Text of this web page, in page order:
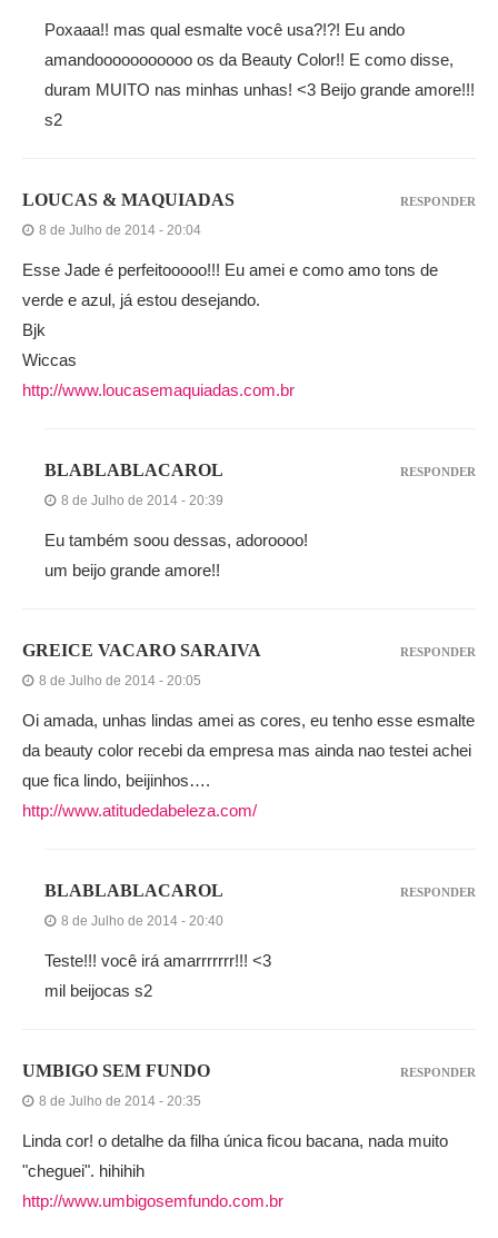
Poxaaa!! mas qual esmalte você usa?!?! Eu ando
amandooooooooooo os da Beauty Color!! E como disse,
duram MUITO nas minhas unhas! <3 Beijo grande amore!!!
s2
LOUCAS & MAQUIADAS
8 de Julho de 2014 - 20:04
Esse Jade é perfeitooooo!!! Eu amei e como amo tons de
verde e azul, já estou desejando.
Bjk
Wiccas
http://www.loucasemaquiadas.com.br
RESPONDER
BLABLABLACAROL
8 de Julho de 2014 - 20:39
Eu também soou dessas, adoroooo!
um beijo grande amore!!
RESPONDER
GREICE VACARO SARAIVA
8 de Julho de 2014 - 20:05
Oi amada, unhas lindas amei as cores, eu tenho esse esmalte
da beauty color recebi da empresa mas ainda nao testei achei
que fica lindo, beijinhos….
http://www.atitudedabeleza.com/
RESPONDER
BLABLABLACAROL
8 de Julho de 2014 - 20:40
Teste!!! você irá amarrrrrrr!!! <3
mil beijocas s2
RESPONDER
UMBIGO SEM FUNDO
8 de Julho de 2014 - 20:35
Linda cor! o detalhe da filha única ficou bacana, nada muito
"cheguei". hihihih
http://www.umbigosemfundo.com.br
RESPONDER